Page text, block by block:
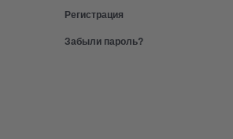
Регистрация
Забыли пароль?